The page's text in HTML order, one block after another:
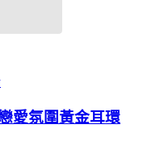
愛氛圍黃金耳環